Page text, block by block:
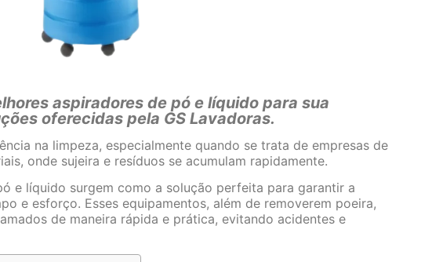
aspiradores de pó e líquido para sua
oferecidas pela GS Lavadoras.
na limpeza, especialmente quando se trata de empresas de
onde sujeira e resíduos se acumulam rapidamente.
e líquido surgem como a solução perfeita para garantir a
e esforço. Esses equipamentos, além de removerem poeira,
de maneira rápida e prática, evitando acidentes e